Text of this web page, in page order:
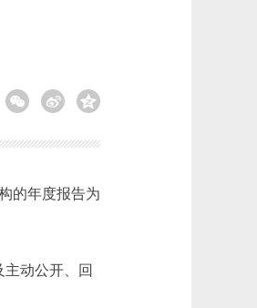
的年度报告为
动公开、回